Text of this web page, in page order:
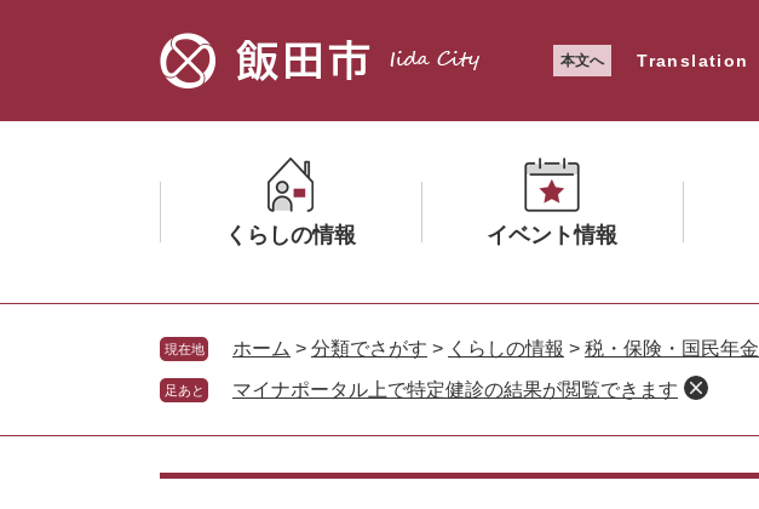
文
本文へ Translation
くらしの情報
ニ
ュ
ー
を
イベント情報
ニ
ュ
ー
を
ニ
ュ
ー
を
現在地 ホーム > 分類でさがす > くらしの情報 > 税・保険・国民年金
足あと マイナポータル上で特定健診の結果が閲覧できます